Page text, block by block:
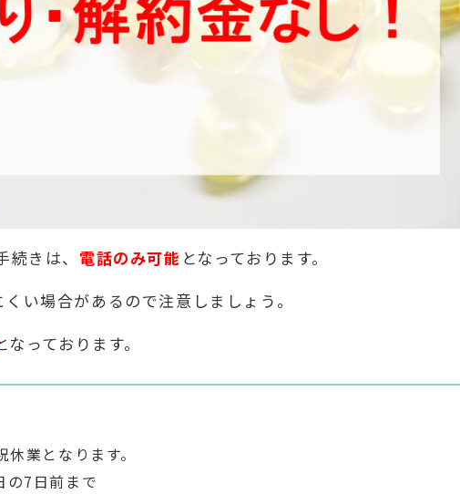
きは、 電話のみ可能 となっております。
い場合があるので注意しましょう。
なっております。
業となります。
の7日前まで